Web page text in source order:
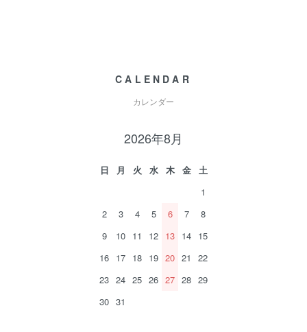
CALENDAR
カレンダー
2026年8月
日 月 火 水 木 金
土
1
2
3 4 5 6 7
8
9
10 11 12 13 14 15
16 17 18 19 20 21
22
23 24 25 26 27 28 29
30 31